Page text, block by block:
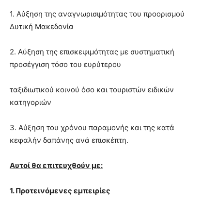
1. Αύξηση της αναγνωρισιμότητας του προορισμού
Δυτική Μακεδονία
2. Αύξηση της επισκεψιμότητας με συστηματική
προσέγγιση τόσο του ευρύτερου
ταξιδιωτικού κοινού όσο και τουριστών ειδικών
κατηγοριών
3. Αύξηση του χρόνου παραμονής και της κατά
κεφαλήν δαπάνης ανά επισκέπτη.
Αυτοί θα επιτευχθούν με:
1. Προτεινόμενες εμπειρίες